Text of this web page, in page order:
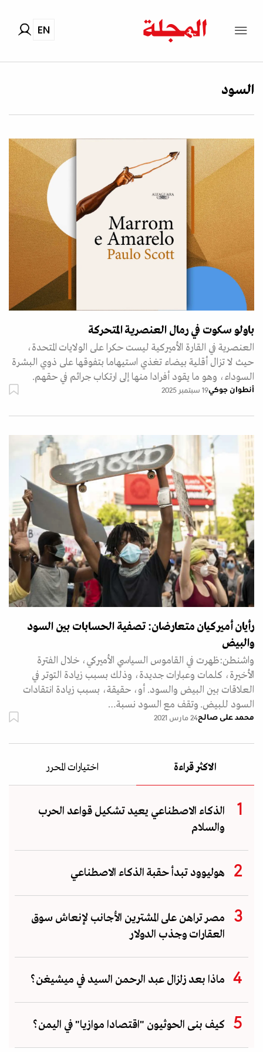
EN
السود
باولو سكوت في رمال العنصرية المتحركة
العنصرية في القارة الأميركية ليست حكرا على الولايات المتحدة،
حيث لا تزال أقلية بيضاء تغذي استيهاما بتفوقها على ذوي البشرة
السوداء، وهو ما يقود أفرادا منها إلى ارتكاب جرائم في حقهم.
أنطوان جوكي19 سبتمبر 2025
رأيان أميركيان متعارضان: تصفية الحسابات بين السود
والبيض
واشنطن:ظهرت في القاموس السياسي الأميركي، خلال الفترة
الأخيرة، كلمات وعبارات جديدة، وذلك بسبب زيادة التوتر في
العلاقات بين البيض والسود. أو، حقيقة، بسبب زيادة انتقادات
السود للبيض. وتقف مع السود نسبة…
محمد على صالح24 مارس 2021
الاكثر قراءة اختيارات المحرر
الذكاء الاصطناعي يعيد تشكيل قواعد الحرب
والسلام
هوليوود تبدأ حقبة الذكاء الاصطناعي
مصر تراهن على المشترين الأجانب لإنعاش سوق
العقارات وجذب الدولار
ماذا بعد زلزال عبد الرحمن السيد في ميشيغن؟
كيف بنى الحوثيون "اقتصادا موازيا" في اليمن؟